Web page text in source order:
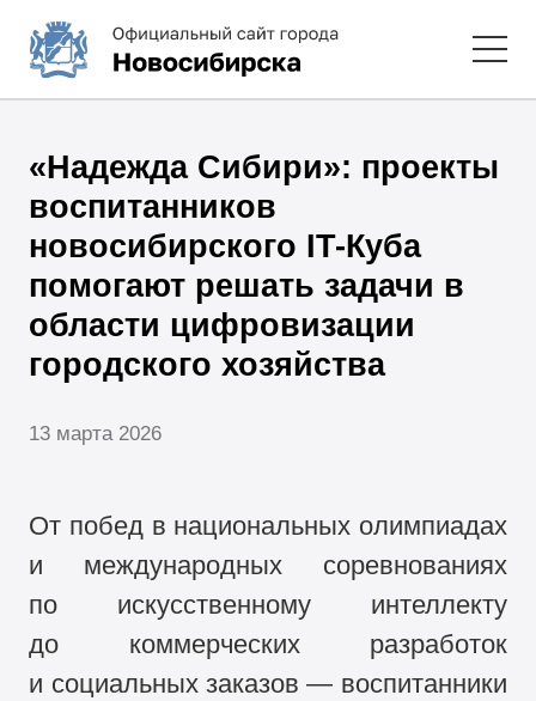
«Надежда Сибири»: проекты
воспитанников
новосибирского IT-Куба
помогают решать задачи в
области цифровизации
городского хозяйства
13 марта 2026
От побед в национальных олимпиадах
и международных соревнованиях
по искусственному интеллекту
до коммерческих разработок
и социальных заказов — воспитанники